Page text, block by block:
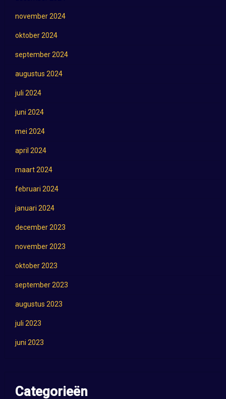
november 2024
oktober 2024
september 2024
augustus 2024
juli 2024
juni 2024
mei 2024
april 2024
maart 2024
februari 2024
januari 2024
december 2023
november 2023
oktober 2023
september 2023
augustus 2023
juli 2023
juni 2023
Categorieën